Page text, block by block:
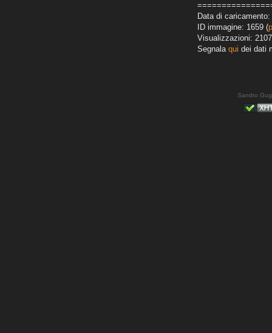
Data di
ID immagine: 1659 (
Visualizzazioni: 2107
Segnala qui dei dati
Sandro